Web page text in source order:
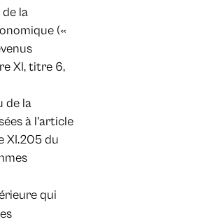
la
(«
XI, titre 6,
de la
à l'article
XI.205 du
qui